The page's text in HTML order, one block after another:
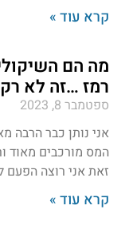
קרא עוד »
מה הם
רמז …זה לא
ספטמבר 8, 2023
אני נותן כבר הרבה
המס מורכבים מאוד
זאת אני רוצה הפעם
קרא עוד »